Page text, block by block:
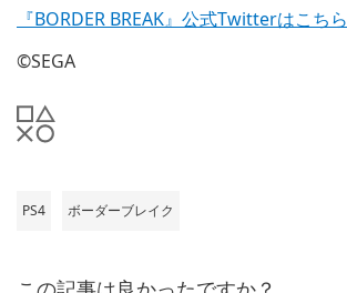
『BORDER BREAK』公式Twitterはこちら
©SEGA
PS4 ボーダーブレイク